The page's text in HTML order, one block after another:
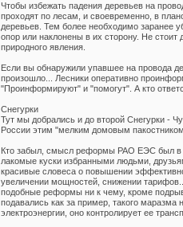
Чтобы избежать падения деревьев на
проходят по лесам, и своевременно, в
деревьев. Тем более необходимо заранее
опор или наклонены в их сторону. Не стоит
природного явления.
Если вы обнаружили упавшее на провода
произошло... Лесники оперативно
"Проинформируют" и "помогут". А кто
Снегурки
Тут мы добрались и до второй Снегурки -
России этим "мелким домовым
Кто забыл, смысл реформы РАО ЕЭС был в
лакомые куски избранными людьми,
красивые словеса о повышении
увеличении мощностей, снижении
подобные реформы ни к чему, кроме
подавались как за пример, такого маразма
электроэнергии, оно контролирует ее